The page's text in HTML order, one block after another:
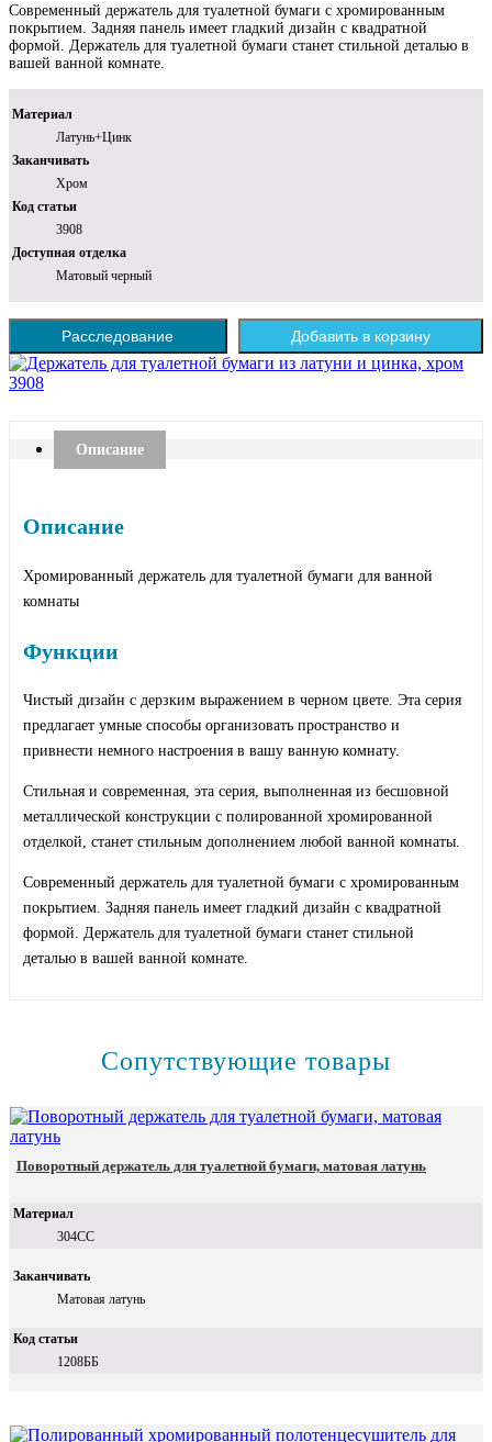
Современный держатель для туалетной бумаги с хромированным
покрытием. Задняя панель имеет гладкий дизайн с квадратной
формой. Держатель для туалетной бумаги станет стильной деталью в
вашей ванной комнате.
Материал
Латунь+Цинк
Заканчивать
Хром
Код статьи
3908
Доступная отделка
Матовый черный
Расследование Добавить в корзину
Описание
Описание
Хромированный держатель для туалетной бумаги для ванной
комнаты
Функции
Чистый дизайн с дерзким выражением в черном цвете. Эта серия
предлагает умные способы организовать пространство и
привнести немного настроения в вашу ванную комнату.
Стильная и современная, эта серия, выполненная из бесшовной
металлической конструкции с полированной хромированной
отделкой, станет стильным дополнением любой ванной комнаты.
Современный держатель для туалетной бумаги с хромированным
покрытием. Задняя панель имеет гладкий дизайн с квадратной
формой. Держатель для туалетной бумаги станет стильной
деталью в вашей ванной комнате.
Сопутствующие товары
Поворотный держатель для туалетной бумаги, матовая латунь
Материал
304СС
Заканчивать
Матовая латунь
Код статьи
1208ББ